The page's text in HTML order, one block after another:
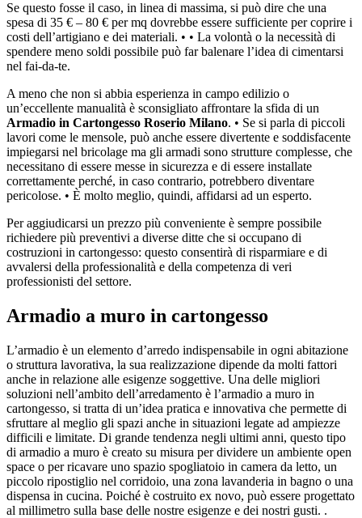
Se questo fosse il caso, in linea di massima, si può dire che una
spesa di 35 € – 80 € per mq dovrebbe essere sufficiente per coprire i
costi dell’artigiano e dei materiali. • • La volontà o la necessità di
spendere meno soldi possibile può far balenare l’idea di cimentarsi
nel fai-da-te.
A meno che non si abbia esperienza in campo edilizio o
un’eccellente manualità è sconsigliato affrontare la sfida di un
Armadio in Cartongesso Roserio Milano. • Se si parla di piccoli
lavori come le mensole, può anche essere divertente e soddisfacente
impiegarsi nel bricolage ma gli armadi sono strutture complesse, che
necessitano di essere messe in sicurezza e di essere installate
correttamente perché, in caso contrario, potrebbero diventare
pericolose. • È molto meglio, quindi, affidarsi ad un esperto.
Per aggiudicarsi un prezzo più conveniente è sempre possibile
richiedere più preventivi a diverse ditte che si occupano di
costruzioni in cartongesso: questo consentirà di risparmiare e di
avvalersi della professionalità e della competenza di veri
professionisti del settore.
Armadio a muro in cartongesso
L’armadio è un elemento d’arredo indispensabile in ogni abitazione
o struttura lavorativa, la sua realizzazione dipende da molti fattori
anche in relazione alle esigenze soggettive. Una delle migliori
soluzioni nell’ambito dell’arredamento è l’armadio a muro in
cartongesso, si tratta di un’idea pratica e innovativa che permette di
sfruttare al meglio gli spazi anche in situazioni legate ad ampiezze
difficili e limitate. Di grande tendenza negli ultimi anni, questo tipo
di armadio a muro è creato su misura per dividere un ambiente open
space o per ricavare uno spazio spogliatoio in camera da letto, un
piccolo ripostiglio nel corridoio, una zona lavanderia in bagno o una
dispensa in cucina. Poiché è costruito ex novo, può essere progettato
al millimetro sulla base delle nostre esigenze e dei nostri gusti. .